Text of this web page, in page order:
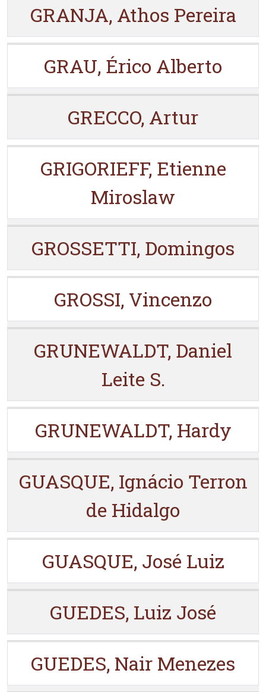
GRANJA, Athos Pereira
GRAU, Érico Alberto
GRECCO, Artur
GRIGORIEFF, Etienne
Miroslaw
GROSSETTI, Domingos
GROSSI, Vincenzo
GRUNEWALDT, Daniel
Leite S.
GRUNEWALDT, Hardy
GUASQUE, Ignácio Terron
de Hidalgo
GUASQUE, José Luiz
GUEDES, Luiz José
GUEDES, Nair Menezes